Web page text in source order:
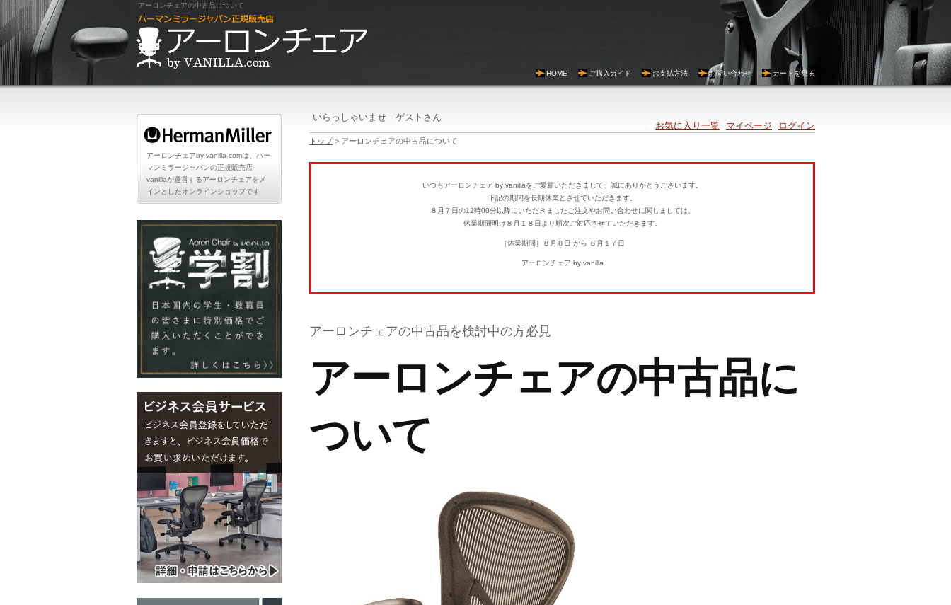
アーロンチェアの中古品について
HOME ご購入ガイド お支払方法 お問い合わせ カートを見る
アーロンチェアby vanilla.comは、ハー
マンミラージャパンの正規販売店
vanillaが運営するアーロンチェアをメ
インとしたオンラインショップです
いらっしゃいませ ゲストさん
お気に入り一覧
マイページ ログイン
トップ> アーロンチェアの中古品について
いつもアーロンチェア by vanillaをご愛顧いただきまして、誠にありがとうございます。
下記の期間を長期休業とさせていただきます。
８月７日の12時00分以降にいただきましたご注文やお問い合わせに関しましては、
休業期間明け８月１８日より順次ご対応させていただきます。
［休業期間］８月８日 から ８月１７日
アーロンチェア by vanilla
アーロンチェアの中古品を検討中の方必見
アーロンチェアの中古品に
ついて